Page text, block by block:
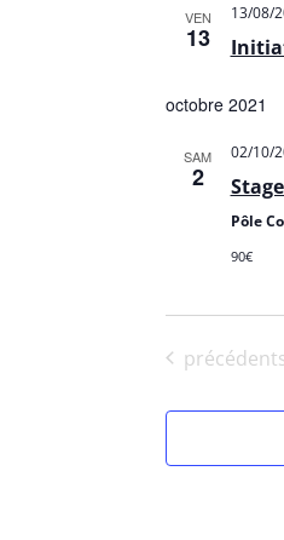
VEN
13
13/08/
octobre 2021
SAM
2
02/10/
Pôle
90€